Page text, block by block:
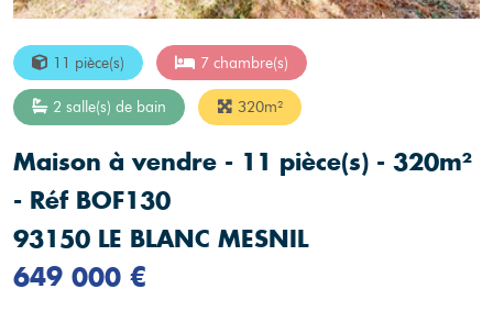
11 pièce(s) 7 chambre(s)
2 salle(s) de bain 320m²
Maison à vendre - 11 pièce(s) - 320m²
- Réf BOF130
93150 LE BLANC MESNIL
649 000 €